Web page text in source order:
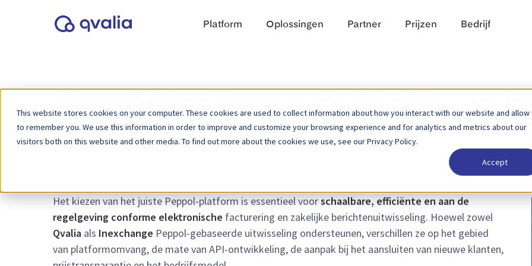
This website stores cookies on your computer. These cookies are used to collect information about how you interact with our website and allow
to remember you. We use this information in order to improve and customize your browsing experience and for analytics and metrics about our
visitors both on this website and other media. To find out more about the cookies we use, see our Privacy Policy.
Accept
Platform Oplossingen Partner Prijzen Bedrijf
Vergelijking tussen de Qvalia- en
Peppol-platforms
Het kiezen van het juiste Peppol-platform is essentieel voorschaalbare, efficiënte en aan de
regelgeving conforme elektronische facturering en zakelijke berichtenuitwisseling. Hoewel zowel
Qvaliaals Inexchange Peppol-gebaseerde uitwisseling ondersteunen, verschillen ze op het gebied
van platformomvang, de mate van API-ontwikkeling, de aanpak bij het aansluiten van nieuwe klanten,